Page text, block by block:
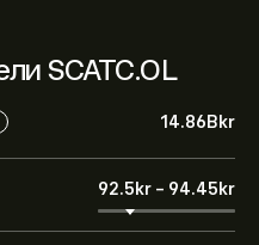
SCATC.OL
14.86B‎kr‎
92.5‎kr‎ - 94.45‎kr‎